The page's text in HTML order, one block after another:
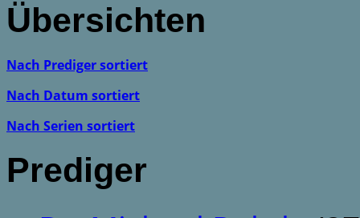
Übersichten
Nach Prediger sortiert
Nach Datum sortiert
Nach Serien sortiert
Prediger